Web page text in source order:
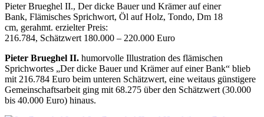
Pieter Brueghel II., Der dicke Bauer und Krämer auf einer
Bank, Flämisches Sprichwort, Öl auf Holz, Tondo, Dm 18
cm, gerahmt. erzielter Preis:
216.784, Schätzwert 180.000 – 220.000 Euro
Pieter Brueghel II. humorvolle Illustration des flämischen
Sprichwortes „Der dicke Bauer und Krämer auf einer Bank“ blieb
mit 216.784 Euro beim unteren Schätzwert, eine weitaus günstigere
Gemeinschaftsarbeit ging mit 68.275 über den Schätzwert (30.000
bis 40.000 Euro) hinaus.